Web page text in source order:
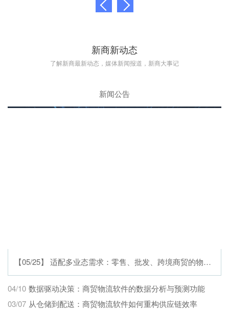
新商新动态
了解新商最新动态，媒体新闻报道，新商大事记
新闻公告
【05/25】 适配多业态需求：零售、批发、跨境商贸的物流软件
04/10 数据驱动决策：商贸物流软件的数据分析与预测功能
03/07 从仓储到配送：商贸物流软件如何重构供应链效率